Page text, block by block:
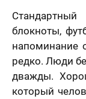
блокноты,
напоминание
редко. Люди
дважды.
который